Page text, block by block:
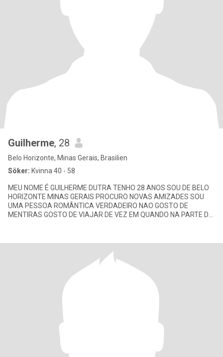
Guilherme, 28
Belo Horizonte, Minas Gerais, Brasilien
Söker: Kvinna 40 - 58
MEU NOME É GUILHERME DUTRA TENHO 28 ANOS SOU DE BELO
HORIZONTE MINAS GERAIS PROCURO NOVAS AMIZADES SOU
UMA PESSOA ROMÂNTICA VERDADEIRO NAO GOSTO DE
MENTIRAS GOSTO DE VIAJAR DE VEZ EM QUANDO NA PARTE DE